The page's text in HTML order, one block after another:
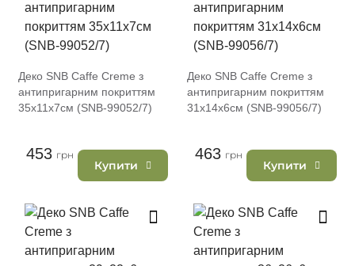
Деко SNB Caffe Creme з
антипригарним покриттям
35х11х7см (SNB-99052/7)
453 грн
Купити
Деко SNB Caffe Creme з
антипригарним покриттям
31х14х6см (SNB-99056/7)
463 грн
Купити